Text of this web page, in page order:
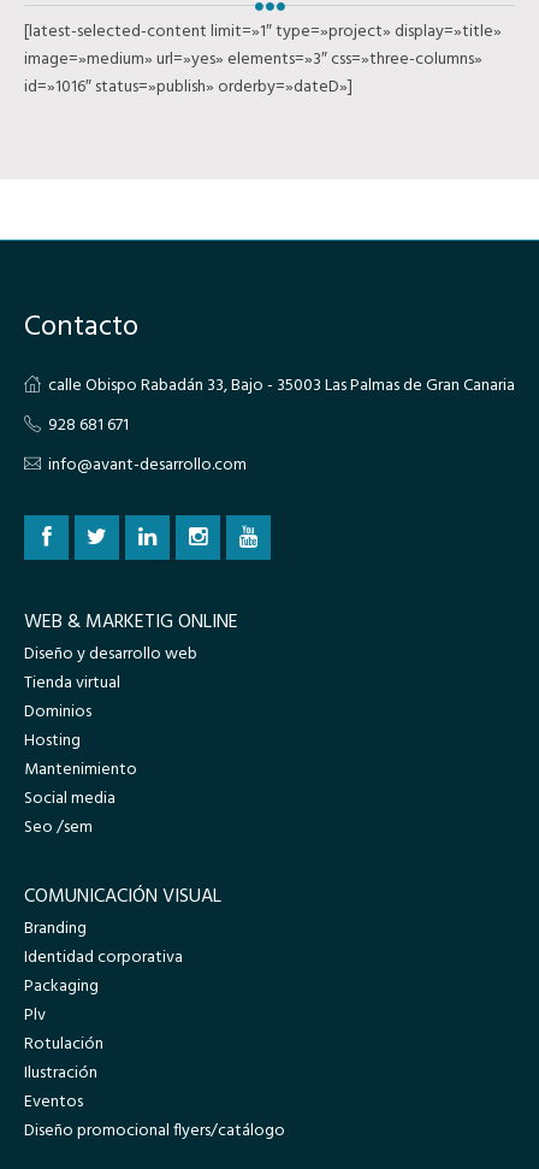
[latest-selected-content limit=»1″ type=»project» display=»title»
image=»medium» url=»yes» elements=»3″ css=»three-columns»
id=»1016″ status=»publish» orderby=»dateD»]
Contacto
calle Obispo Rabadán 33, Bajo - 35003 Las Palmas de Gran Canaria
928 681 671
info@avant-desarrollo.com
WEB & MARKETIG ONLINE
Diseño y desarrollo web
Tienda virtual
Dominios
Hosting
Mantenimiento
Social media
Seo /sem
COMUNICACIÓN VISUAL
Branding
Identidad corporativa
Packaging
Plv
Rotulación
Ilustración
Eventos
Diseño promocional flyers/catálogo